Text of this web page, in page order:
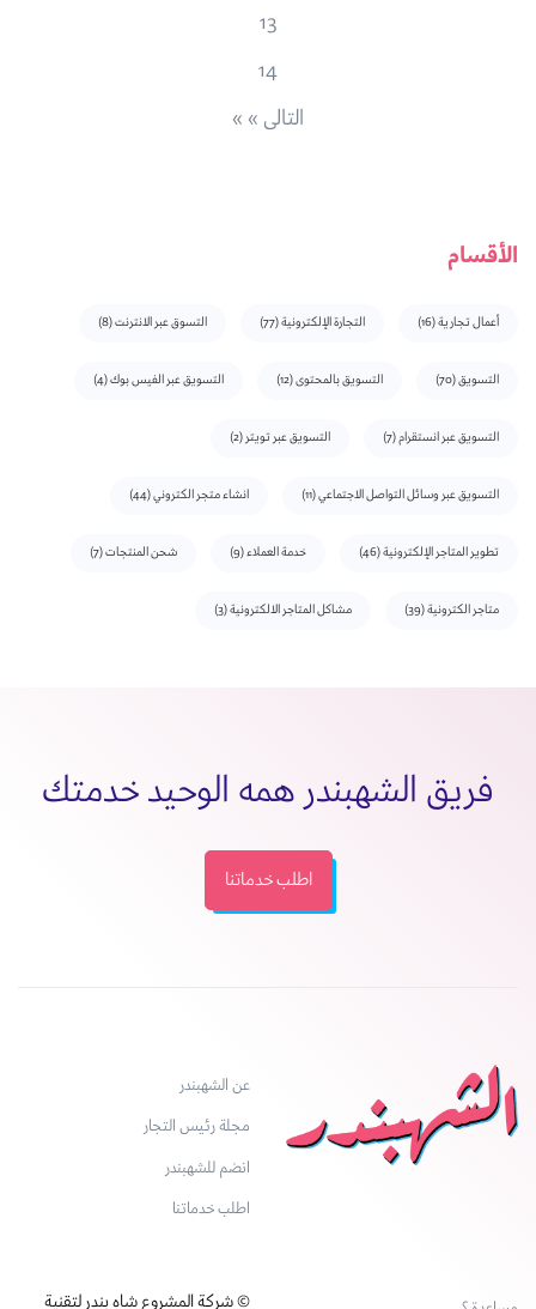
13
14
التالى » »
الأقسام
أعمال تجارية(16) التجارة الإلكترونية(77) التسوق عبر الانترنت(8)
التسويق(70) التسويق بالمحتوى(12) التسويق عبر الفيس بوك(4)
التسويق عبر انستقرام(7) التسويق عبر تويتر(2)
التسويق عبر وسائل التواصل الاجتماعي(11) انشاء متجر الكتروني(44)
تطوير المتاجر الإلكترونية(46) خدمة العملاء(9) شحن المنتجات(7)
متاجر الكترونية(39) مشاكل المتاجر الالكترونية(3)
فريق الشهبندر همه الوحيد خدمتك
اطلب خدماتنا
عن الشهبندر
مجلة رئيس التجار
انضم للشهبندر
اطلب خدماتنا
© شركة المشروع شاه بندر لتقنية